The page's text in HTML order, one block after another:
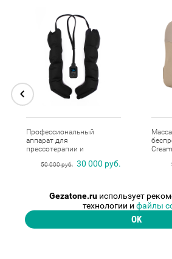
Профессиональный
аппарат для
прессотерапии и
AMG710, Gezatone
50 000 руб. 30 000 руб.
КУПИТЬ
Gezatone.ruиспользует
технологии и файлы
OK